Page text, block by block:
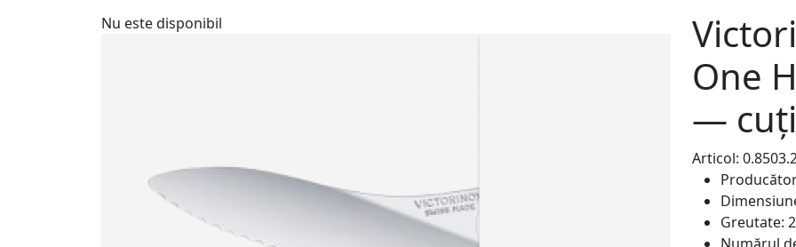
Nu este disponibil
One
—
Articol:
Greutate: